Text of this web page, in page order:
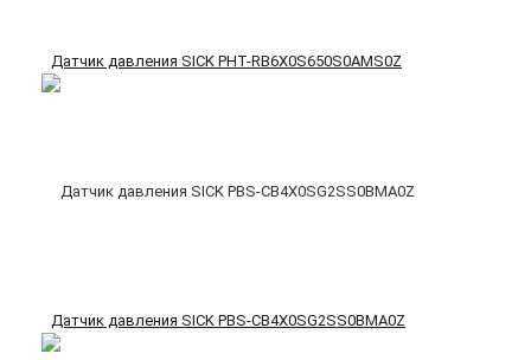
Датчик давления SICK PHT-RB6X0S650S0AMS0Z
Датчик давления SICK PBS-CB4X0SG2SS0BMA0Z